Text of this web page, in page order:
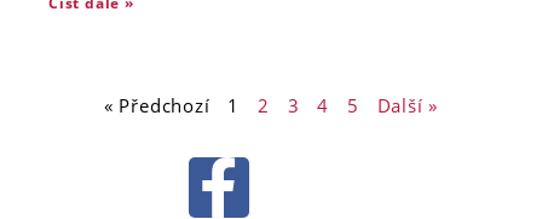
« Předchozí 1 2 3 4 5 Další »